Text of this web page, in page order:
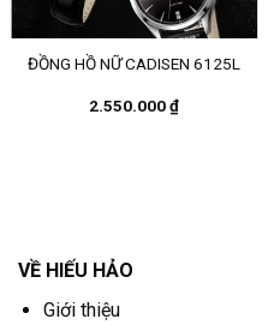
ĐỒNG HỒ NỮ CADISEN 6125L
2.550.000₫
VỀ HIẾU HẢO
Giới thiệu